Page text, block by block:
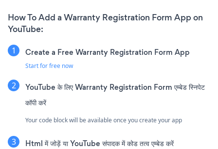
How To Add a Warranty Registration Form App on
YouTube:
Create a Free Warranty Registration Form App
Start for free now
YouTube के लिए Warranty Registration Form एम्बेड स्निपेट
कॉपी करें
Your code block will be available once you create your app
Html में जोड़ें या YouTube संपादक में कोड तत्व एम्बेड करें